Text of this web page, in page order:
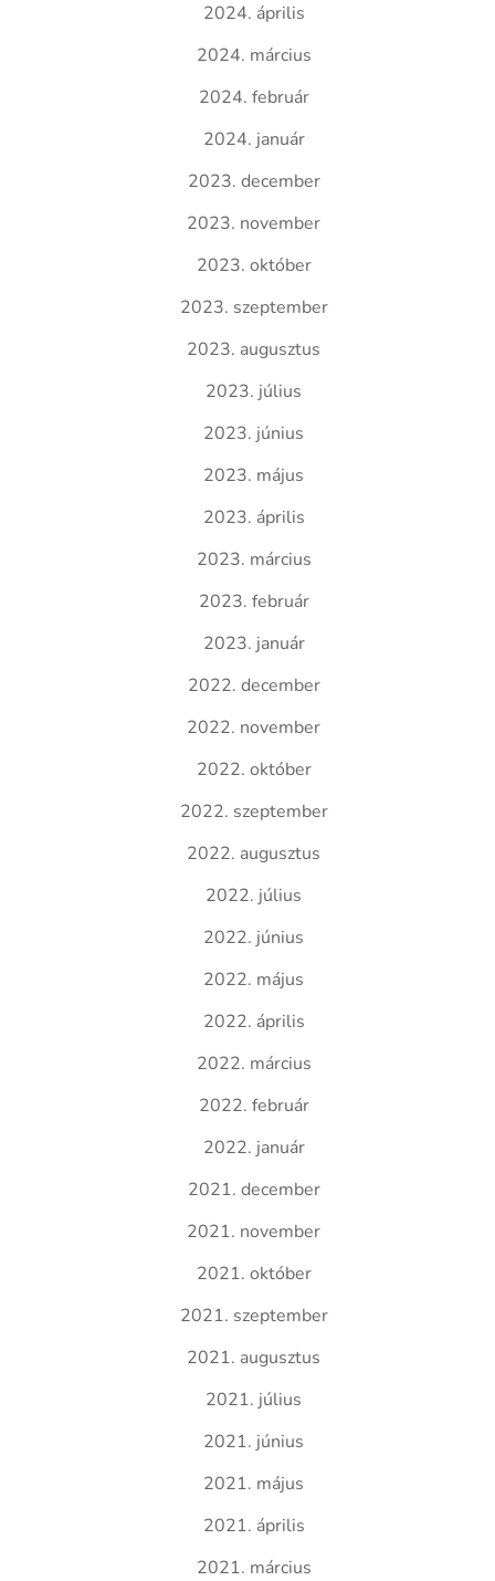
2024. április
2024. március
2024. február
2024. január
2023. december
2023. november
2023. október
2023. szeptember
2023. augusztus
2023. július
2023. június
2023. május
2023. április
2023. március
2023. február
2023. január
2022. december
2022. november
2022. október
2022. szeptember
2022. augusztus
2022. július
2022. június
2022. május
2022. április
2022. március
2022. február
2022. január
2021. december
2021. november
2021. október
2021. szeptember
2021. augusztus
2021. július
2021. június
2021. május
2021. április
2021. március